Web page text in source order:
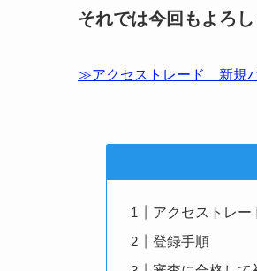
それでは今回もよろし
≫アクセストレード 新規
アクセストレー
登録手順